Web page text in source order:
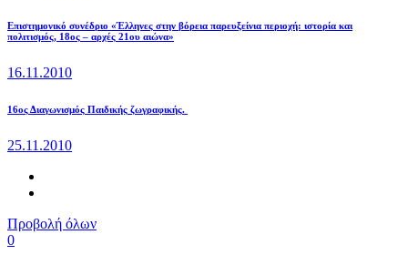
Επιστημονικό συνέδριο «Έλληνες στην βόρεια παρευξείνια περιοχή: ιστορία και
πολιτισμός, 18ος – αρχές 21ου αιώνα»
16.11.2010
16ος Διαγωνισμός Παιδικής ζωγραφικής.
25.11.2010
Προβολή όλων
0